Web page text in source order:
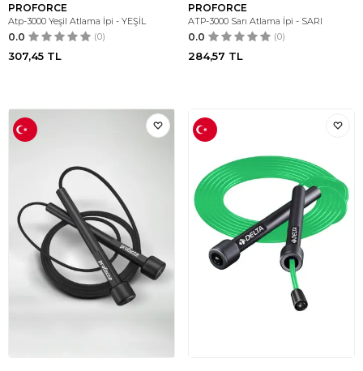
PROFORCE
Atp-3000 Yeşil Atlama İpi - YEŞİL
0.0 (0)
307,45 TL
PROFORCE
ATP-3000 Sarı Atlama İpi - SARI
0.0 (0)
284,57 TL